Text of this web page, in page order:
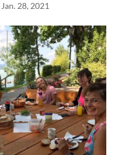
Jan. 28, 2021